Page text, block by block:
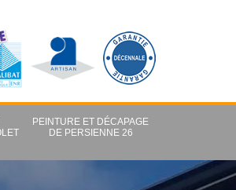
PEINTURE ET DÉCAPAGE
DE PERSIENNE 26